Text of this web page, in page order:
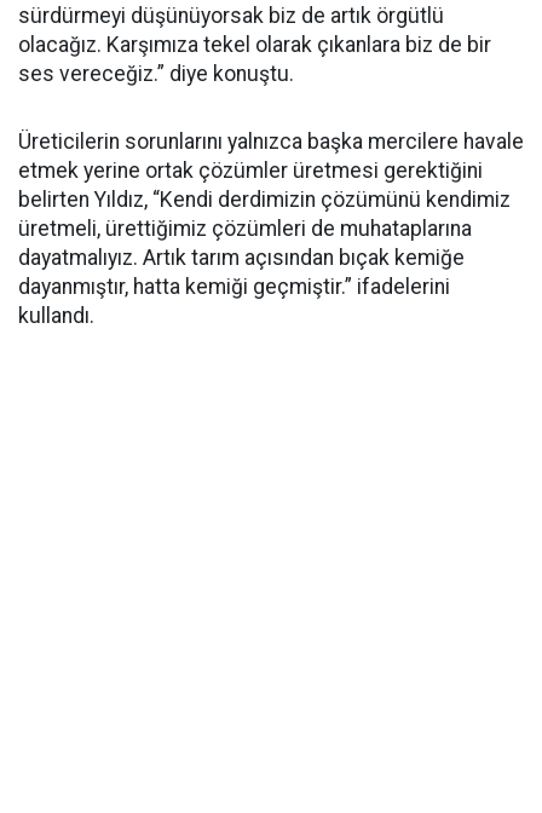
sürdürmeyi düşünüyorsak biz de artık örgütlü
olacağız. Karşımıza tekel olarak çıkanlara biz de bir
ses vereceğiz.” diye konuştu.
Üreticilerin sorunlarını yalnızca başka mercilere havale
etmek yerine ortak çözümler üretmesi gerektiğini
belirten Yıldız, “Kendi derdimizin çözümünü kendimiz
üretmeli, ürettiğimiz çözümleri de muhataplarına
dayatmalıyız. Artık tarım açısından bıçak kemiğe
dayanmıştır, hatta kemiği geçmiştir.” ifadelerini
kullandı.